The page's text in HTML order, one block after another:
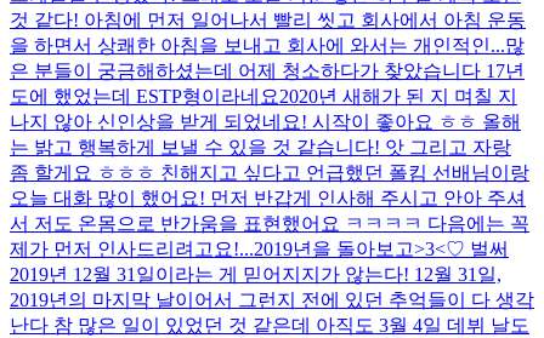
것 같다! 아침에 먼저 일어나서 빨리 씻고 회사에서 아침 운동
을 하면서 상쾌한 아침을 보내고 회사에 와서는 개인적인...많
은 분들이 궁금해하셨는데 어제 청소하다가 찾았습니다 17년
도에 했었는데 ESTP형이라네요2020년 새해가 된 지 며칠 지
나지 않아 신인상을 받게 되었네요! 시작이 좋아요 ㅎㅎ 올해
는 밝고 행복하게 보낼 수 있을 것 같습니다! 앗 그리고 자랑
좀 할게요 ㅎㅎㅎ 친해지고 싶다고 언급했던 폴킴 선배님이랑
오늘 대화 많이 했어요! 먼저 반갑게 인사해 주시고 안아 주셔
서 저도 온몸으로 반가움을 표현했어요 ㅋㅋㅋㅋ 다음에는 꼭
제가 먼저 인사드리려고요!...2019년을 돌아보고>3<♡ 벌써
2019년 12월 31일이라는 게 믿어지지가 않는다! 12월 31일,
2019년의 마지막 날이어서 그런지 전에 있던 추억들이 다 생각
난다 참 많은 일이 있었던 것 같은데 아직도 3월 4일 데뷔 날도